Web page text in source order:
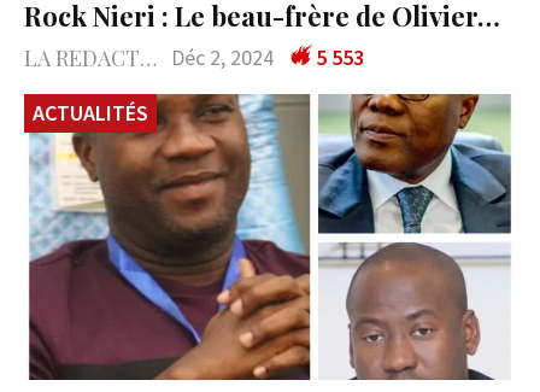
Rock Nieri : Le beau-frère de Olivier…
LA REDACTION Déc 2, 2024
5 553
ACTUALITÉS